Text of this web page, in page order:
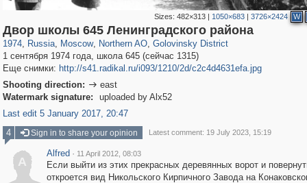
Sizes: 482×313| 1050×683| 3726×2424 W
Двор школы 645 Ленинградского района
1974, Russia
1,406,255 29,243
, Moscow
319,780 8,286
, Northern AO
22,533 598
, Golovinsky District
1,532 31
1 сентября 1974 года, школа 645 (сейчас 1315)
Еще снимки: http://s41.radikal.ru/i093/1210/2d/c2c4d4631efa.jpg
Shooting direction:  east
Watermark signature:
uploaded by Alx52
Last edit 5 January 2017, 20:47
4
Sign in to share your opinion Latest comment: 19 July 2023, 15:19
A
Alfred · 11 April 2012, 08:03
Если выйти из этих прекрасных деревянных ворот и
откроется вид Никольского Кирпичного Завода на